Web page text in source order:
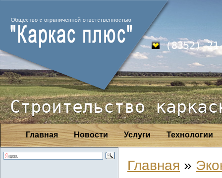
(8352)
Строительство
Технологии
Услуги
Новости
Главная
Главная »